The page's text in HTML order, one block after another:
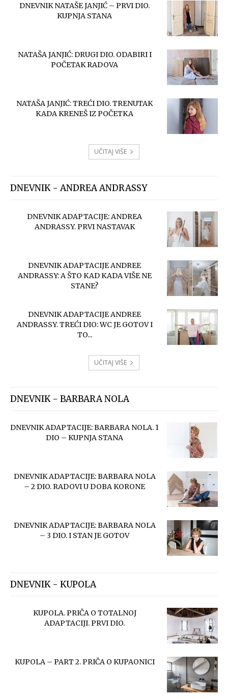
DNEVNIK NATAŠE JANJIĆ – PRVI DIO.
KUPNJA STANA
NATAŠA JANJIĆ: DRUGI DIO. ODABIRI I
POČETAK RADOVA
NATAŠA JANJIĆ: TREĆI DIO. TRENUTAK
KADA KRENEŠ IZ POČETKA
UČITAJ VIŠE
DNEVNIK - ANDREA ANDRASSY
DNEVNIK ADAPTACIJE: ANDREA
ANDRASSY. PRVI NASTAVAK
DNEVNIK ADAPTACIJE ANDREE
ANDRASSY: A ŠTO KAD KADA VIŠE NE
STANE?
DNEVNIK ADAPTACIJE ANDREE
ANDRASSY. TREĆI DIO: WC JE GOTOV I
TO...
UČITAJ VIŠE
DNEVNIK - BARBARA NOLA
DNEVNIK ADAPTACIJE: BARBARA NOLA. 1
DIO – KUPNJA STANA
DNEVNIK ADAPTACIJE: BARBARA NOLA
– 2 DIO. RADOVI U DOBA KORONE
DNEVNIK ADAPTACIJE: BARBARA NOLA
– 3 DIO. I STAN JE GOTOV
DNEVNIK - KUPOLA
KUPOLA. PRIČA O TOTALNOJ
ADAPTACIJI. PRVI DIO.
KUPOLA – PART 2. PRIČA O KUPAONICI